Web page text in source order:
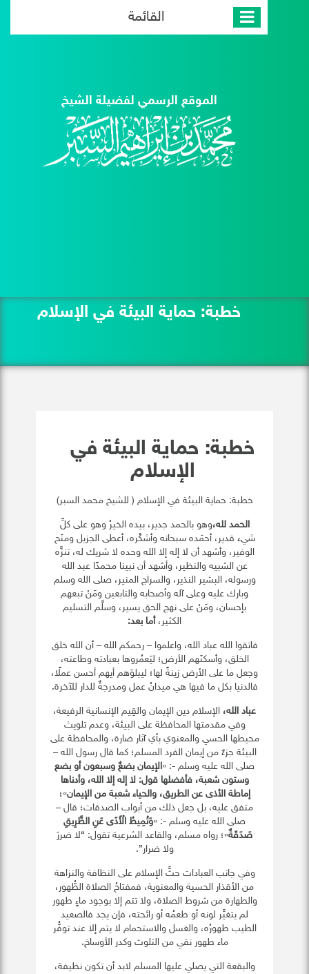
القائمة
الموقع الرسمي لفضيلة الشيخ
خطبة: حماية البيئة في الإسلام
خطبة: حماية البيئة في
الإسلام
خطبة: حماية البيئة في الإسلام ( للشيخ محمد السبر)
الحمد لله،وهو بالحمد جدير، بيده الخيرُ وهو على كلِّ
شيء قدير، أحمَده سبحانه وأشكُره، أعطى الجزيل ومنَح
الوفير، وأشهد أن لا إله إلا الله وحده لا شريك له، تنزَّه
عن الشبيه والنظير، وأشهد أن نبينا محمدًا عبد الله
ورسوله، البشير النذير، والسراج المنير، صلى الله وسلم
وبارك عليه وعلى آله وأصحابه والتابعين ومَنْ تبعهم
بإحسان، ومَنْ على نهج الحق يسير، وسلَّم التسليم
الكثير، أما بعد:
فاتقوا الله عباد الله، واعلموا – رحمكم الله – أن الله خلق
الخلق، وأسكنَهم الأرض؛ ليَعمُروها بعبادته وطاعته،
وجعل ما على الأرض زينةً لها؛ ليبلوَهم أيهم أحسن عملًا،
فالدنيا بكل ما فيها هي ميدانُ عمل ومدرجةٌ للدار للآخرة.
عباد الله، الإسلام دين الإيمان والقِيم الإنسانية الرفيعة،
وفي مقدمتها المحافظة على البيئة، وعدم تلويث
محيطها الحسي والمعنوي بأي آثار ضارة، والمحافظة على
البيئة جزءٌ من إيمان الفرد المسلم؛ كما قال رسول الله –
صلى الله عليه وسلم -: «الإيمان بضعٌ وسبعون أو بضع
وستون شعبة، فأفضلها قول: لا إله إلا الله، وأدناها
إماطة الأذى عن الطريق، والحياء شعبة من الإيمان»؛
متفق عليه، بل جعل ذلك من أبواب الصدقات؛ قال –
صلى الله عليه وسلم -: «وَتُمِيطُ الْأَذَى عَنِ الطَّرِيقِ
صَدَقَةٌ»؛ رواه مسلم، والقاعد الشرعية تقول: “لا ضررَ
ولا ضرار”.
وفي جانب العبادات حثَّ الإسلام على النظافة والنزاهة
من الأقذار الحسية والمعنوية، فمفتاحُ الصلاة الطُّهور،
والطهارة من شروط الصلاة، ولا تتم إلا بوجود ماءٍ طهور
لم يتغيَّر لونه أو طعمُه أو رائحته، فإن يجد فالصعيد
الطيب طهورُه، والغسل والاستحمام لا يتم إلا عند توفُّر
ماء طهور نقي من التلوث وكدر الأوساخ.
والبقعة التي يصلي عليها المسلم لابد أن تكون نظيفة،